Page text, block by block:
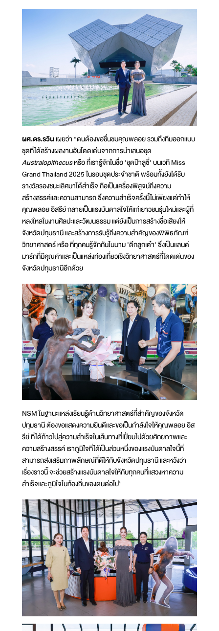
ผศ.ดร.รวิน เผยว่า “ตนต้องขอชื่นชมคุณพลอย รวมถึงทีมออกแบบ
ชุดที่ได้สร้างผลงานอันโดดเด่นจากการนำเสนอชุด
Australopithecusหรือ ที่เรารู้จักในชื่อ 'ชุดป้าลูซี่' บนเวที Miss
Grand Thailand 2025 ในรอบชุดประจำชาติ พร้อมทั้งยังได้รับ
รางวัลรองชนะเลิศมาได้สำเร็จ ถือเป็นเครื่องพิสูจน์ถึงความ
สร้างสรรค์และความสามารถ ซึ่งความสำเร็จครั้งนี้ไม่เพียงแต่ทำให้
คุณพลอย อิสรีย์ กลายเป็นแรงบันดาลใจให้แก่เยาวชนรุ่นใหม่และผู้ที่
หลงใหลในงานศิลปะและวัฒนธรรม แต่ยังเป็นการสร้างชื่อเสียงให้
จังหวัดปทุมธานี และสร้างการรับรู้ถึงความสำคัญของพิพิธภัณฑ์
วิทยาศาสตร์ หรือ ที่ทุกคนรู้จักกันในนาม 'ตึกลูกเต๋า' ซึ่งเป็นแลนด์
มาร์กที่มีคุณค่าและเป็นแหล่งท่องเที่ยวเชิงวิทยาศาสตร์ที่โดดเด่นของ
จังหวัดปทุมธานีอีกด้วย
NSM ในฐานะแหล่งเรียนรู้ด้านวิทยาศาสตร์ที่สำคัญของจังหวัด
ปทุมธานี ต้องขอแสดงความยินดีและขอเป็นกำลังใจให้คุณพลอย อิส
รีย์ ที่ได้ก้าวไปสู่ความสำเร็จในเส้นทางที่เปี่ยมไปด้วยศักยภาพและ
ความสร้างสรรค์ เราภูมิใจที่ได้เป็นส่วนหนึ่งของแรงบันดาลใจนี้ที่
สามารถส่งเสริมภาพลักษณ์ที่ดีให้กับจังหวัดปทุมธานี และหวังว่า
เรื่องราวนี้ จะช่วยสร้างแรงบันดาลใจให้กับทุกคนที่แสวงหาความ
สำเร็จและภูมิใจในท้องถิ่นของตนต่อไป”